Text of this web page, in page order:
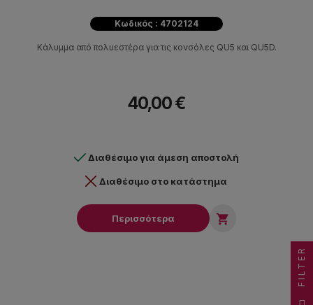
Κωδικός : 4702124
Κάλυμμα από πολυεστέρα για τις κονσόλες QU5 και QU5D.
40,00 €
Διαθέσιμο για άμεση αποστολή
Διαθέσιμο στο κατάστημα
Περισσότερα 
FILTER